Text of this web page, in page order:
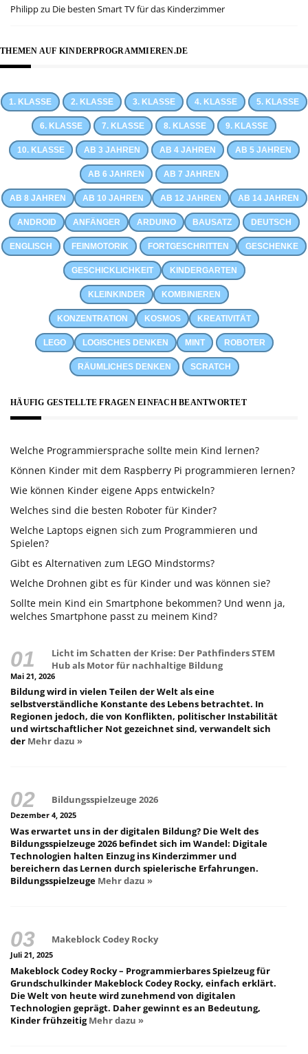
Philippzu Die besten Smart TV für das Kinderzimmer
THEMEN AUF KINDERPROGRAMMIEREN.DE
1. KLASSE 2. KLASSE 3. KLASSE 4. KLASSE 5. KLASSE
6. KLASSE 7. KLASSE 8. KLASSE 9. KLASSE
10. KLASSE AB 3 JAHREN AB 4 JAHREN AB 5 JAHREN
AB 6 JAHREN AB 7 JAHREN
AB 8 JAHREN AB 10 JAHREN AB 12 JAHREN AB 14 JAHREN
ANDROID ANFÄNGER ARDUINO BAUSATZ DEUTSCH
ENGLISCH FEINMOTORIK FORTGESCHRITTEN GESCHENKE
GESCHICKLICHKEIT KINDERGARTEN
KLEINKINDER KOMBINIEREN
KONZENTRATION KOSMOS KREATIVITÄT
LEGO LOGISCHES DENKEN MINT ROBOTER
RÄUMLICHES DENKEN SCRATCH
HÄUFIG GESTELLTE FRAGEN EINFACH BEANTWORTET
Welche Programmiersprache sollte mein Kind lernen?
Können Kinder mit dem Raspberry Pi programmieren lernen?
Wie können Kinder eigene Apps entwickeln?
Welches sind die besten Roboter für Kinder?
Welche Laptops eignen sich zum Programmieren und
Spielen?
Gibt es Alternativen zum LEGO Mindstorms?
Welche Drohnen gibt es für Kinder und was können sie?
Sollte mein Kind ein Smartphone bekommen? Und wenn ja,
welches Smartphone passt zu meinem Kind?
Licht im Schatten der Krise: Der Pathfinders STEM
Hub als Motor für nachhaltige Bildung
Mai 21, 2026
Bildung wird in vielen Teilen der Welt als eine
selbstverständliche Konstante des Lebens betrachtet. In
Regionen jedoch, die von Konflikten, politischer Instabilität
und wirtschaftlicher Not gezeichnet sind, verwandelt sich
der Mehr dazu »
Bildungsspielzeuge 2026
Dezember 4, 2025
Was erwartet uns in der digitalen Bildung? Die Welt des
Bildungsspielzeuge 2026 befindet sich im Wandel: Digitale
Technologien halten Einzug ins Kinderzimmer und
bereichern das Lernen durch spielerische Erfahrungen.
Bildungsspielzeuge Mehr dazu »
Makeblock Codey Rocky
Juli 21, 2025
Makeblock Codey Rocky – Programmierbares Spielzeug für
Grundschulkinder Makeblock Codey Rocky, einfach erklärt.
Die Welt von heute wird zunehmend von digitalen
Technologien geprägt. Daher gewinnt es an Bedeutung,
Kinder frühzeitigMehr dazu »